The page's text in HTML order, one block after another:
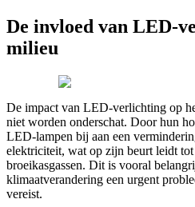
De invloed van LED-
milieu
De impact van LED-verlichting op
niet worden onderschat. Door hun
LED-lampen bij aan een
elektriciteit, wat op zijn beurt leidt tot
broeikasgassen. Dit is vooral
klimaatverandering een urgent
vereist.